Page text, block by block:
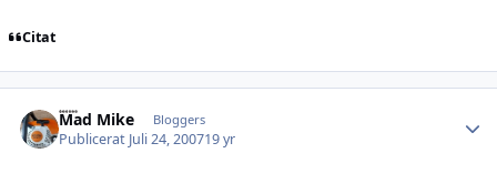
Citat
Mad Mike Bloggers
Publicerat Juli 24, 200719 yr